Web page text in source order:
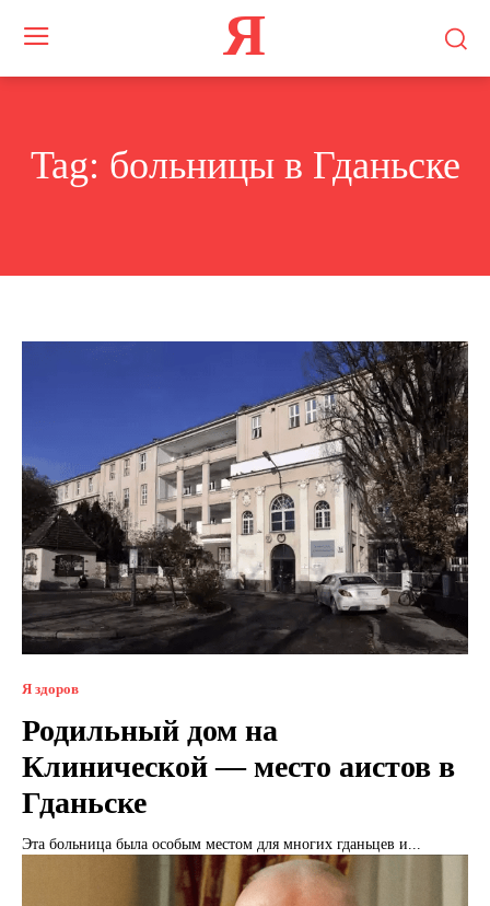
Я
Tag: больницы в Гданьске
Я здоров
Родильный дом на
Клинической — место аистов в
Гданьске
Эта больница была особым местом для многих гданьцев и...